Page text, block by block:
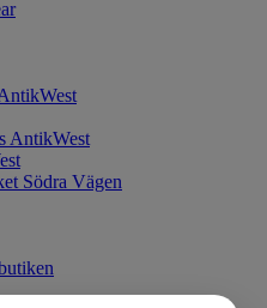
AntikWest
Södra Vägen